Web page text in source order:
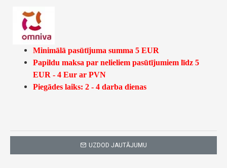
Minimālā pasūtījuma summa 5 EUR
Papildu maksa par nelieliem pasūtījumiem līdz 5
EUR - 4 Eur ar PVN
Piegādes laiks: 2 - 4 darba dienas
UZDOD JAUTĀJUMU